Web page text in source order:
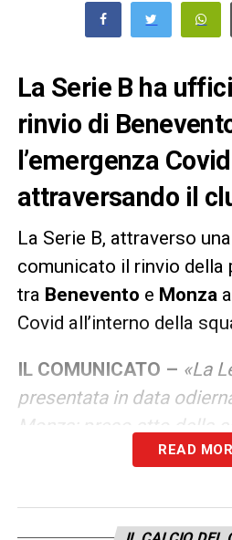
La Serie B ha
rinvio di
l’emergenza
attraversando il
La Serie B, attraverso
comunicato il rinvio della
tra Benevento e Monza
Covid all’interno della
IL COMUNICATO – «La
presentata in data
Monza; preso atto della
dell’Agenzia di Tutela
quarantena collettivo
READ